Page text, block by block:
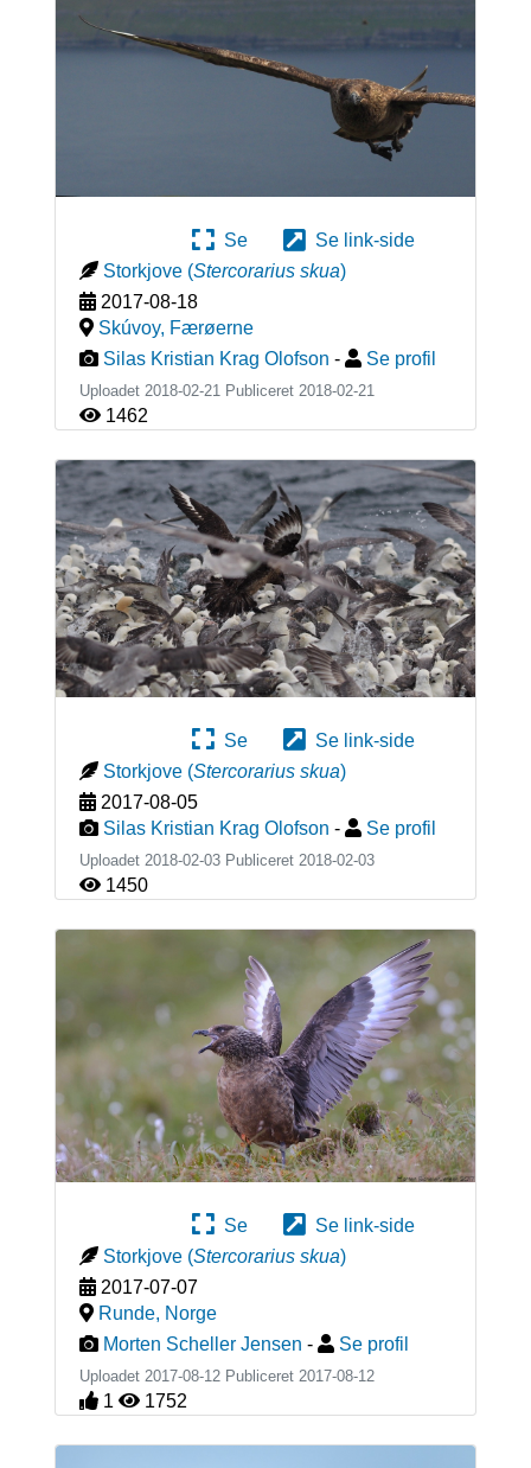
Se
Se link-side
Storkjove (Stercorarius skua)
2017-08-18
Skúvoy, Færøerne
Silas Kristian Krag Olofson - Se profil
Uploadet 2018-02-21 Publiceret 2018-02-21
1462
Se
Se link-side
Storkjove (Stercorarius skua)
2017-08-05
Silas Kristian Krag Olofson - Se profil
Uploadet 2018-02-03 Publiceret 2018-02-03
1450
Se
Se link-side
Storkjove (Stercorarius skua)
2017-07-07
Runde, Norge
Morten Scheller Jensen - Se profil
Uploadet 2017-08-12 Publiceret 2017-08-12
1 1752